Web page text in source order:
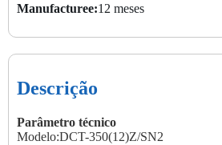
Descrição
Parâmetro técnico
Modelo:DCT-350(12)Z/SN2
Manufacturee:12 meses